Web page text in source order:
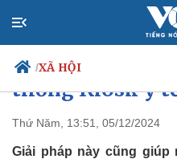
/XÃ HỘI
Chính trị
Bệnh viện Đà
thống Kiosk y
Thứ Năm, 13:51, 05/12/2024
Giải pháp này cũng